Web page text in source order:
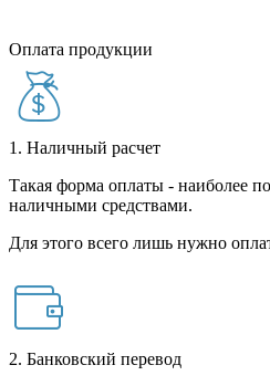
Оплата продукции
1. Наличный расчет
Такая форма оплаты - наиболее
наличными средствами.
Для этого всего лишь нужно
2. Банковский перевод